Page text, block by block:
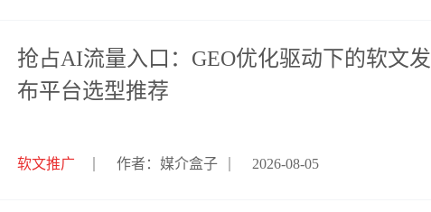
抢占AI流量入口：GEO优化驱动下的软文发
布平台选型推荐
软文推广 作者：媒介盒子 2026-08-05